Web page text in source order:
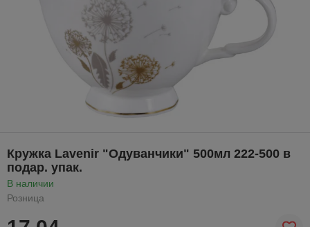
Кружка Lavenir "Одуванчики" 500мл 222-500 в
подар. упак.
В наличии
Розница